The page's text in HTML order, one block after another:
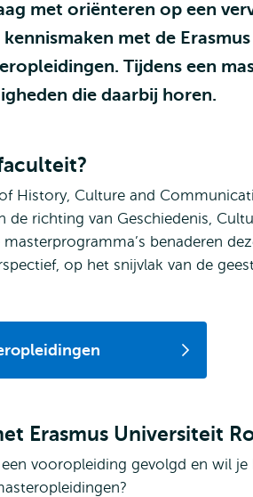
met oriënteren op een
met de
Tijdens een
die daarbij horen.
History, Culture and
de richting van Geschiedenis,
benaderen
op het snijvlak van de
Erasmus Universiteit
vooropleiding gevolgd en wil